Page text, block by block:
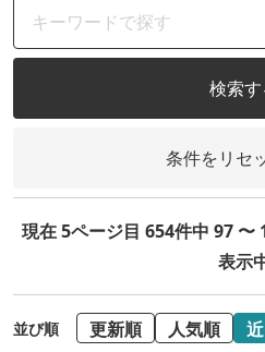
検索す
条件をリセ
現在 5ページ目 654件中 97 〜
表示
並び順 更新順 人気順